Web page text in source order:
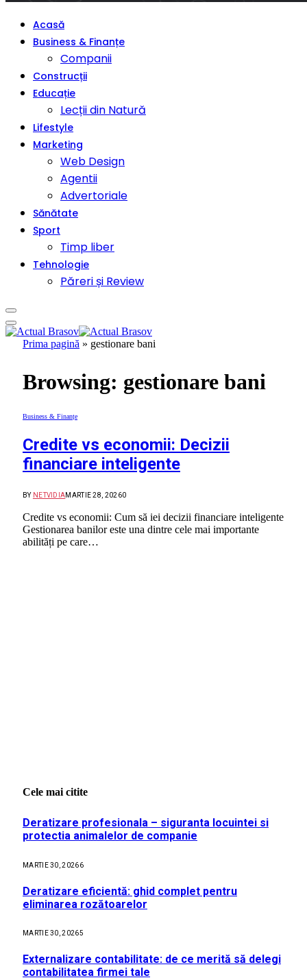
Acasă
Business & Finanțe
Companii
Construcții
Educație
Lecții din Natură
Lifestyle
Marketing
Web Design
Agentii
Advertoriale
Sănătate
Sport
Timp liber
Tehnologie
Păreri și Review
Prima pagină » gestionare bani
Browsing: gestionare bani
Business & Finanțe
Credite vs economii: Decizii
financiare inteligente
BY NETVIDIAMARTIE 28, 20260
Credite vs economii: Cum să iei decizii financiare inteligente
Gestionarea banilor este una dintre cele mai importante
abilități pe care…
Cele mai citite
Deratizare profesionala – siguranta locuintei si
protectia animalelor de companie
MARTIE 30, 20266
Deratizare eficientă: ghid complet pentru
eliminarea rozătoarelor
MARTIE 30, 20265
Externalizare contabilitate: de ce merită să delegi
contabilitatea firmei tale